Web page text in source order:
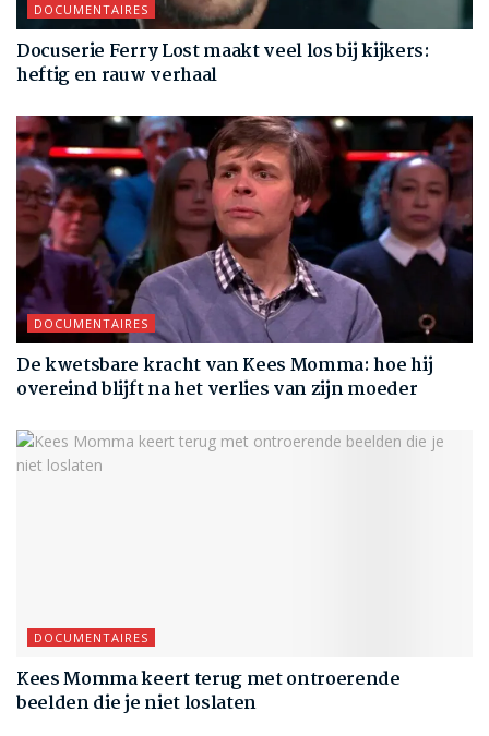
DOCUMENTAIRES
Docuserie Ferry Lost maakt veel los bij kijkers:
heftig en rauw verhaal
DOCUMENTAIRES
De kwetsbare kracht van Kees Momma: hoe hij
overeind blijft na het verlies van zijn moeder
DOCUMENTAIRES
Kees Momma keert terug met ontroerende
beelden die je niet loslaten